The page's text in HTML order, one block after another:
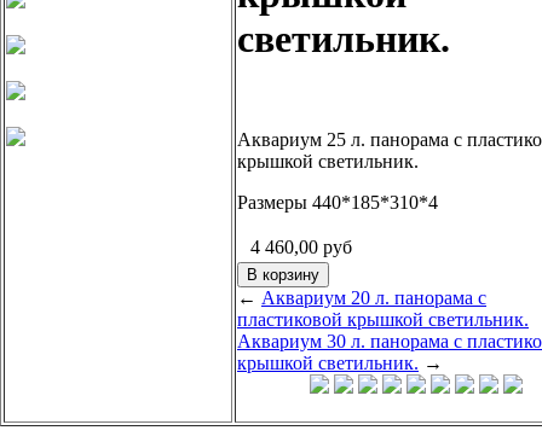
светильник.
Аквариум 25 л. панорама с
крышкой светильник.
Размеры 440*185*310*4
4 460,00 руб
← Аквариум 20 л. панорама с
пластиковой крышкой светильник.
Аквариум 30 л. панорама с
крышкой светильник. →